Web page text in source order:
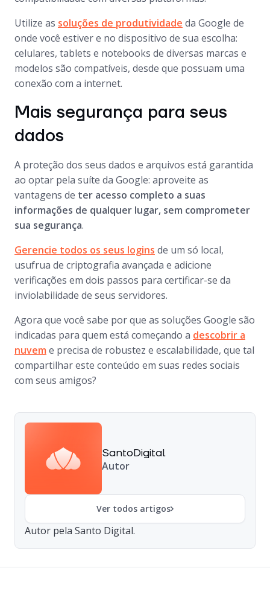
Utilize as soluções de produtividade da Google de
onde você estiver e no dispositivo de sua escolha:
celulares, tablets e notebooks de diversas marcas e
modelos são compatíveis, desde que possuam uma
conexão com a internet.
Mais segurança para seus
dados
A proteção dos seus dados e arquivos está garantida
ao optar pela suíte da Google: aproveite as
vantagens de ter acesso completo a suas
informações de qualquer lugar, sem comprometer
sua segurança.
Gerencie todos os seus logins de um só local,
usufrua de criptografia avançada e adicione
verificações em dois passos para certificar-se da
inviolabilidade de seus servidores.
Agora que você sabe por que as soluções Google são
indicadas para quem está começando a descobrir a
nuvem e precisa de robustez e escalabilidade, que tal
compartilhar este conteúdo em suas redes sociais
com seus amigos?
SantoDigital
Autor
Ver todos artigos
Autor pela Santo Digital.